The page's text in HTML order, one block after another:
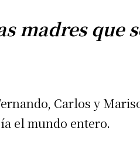
madres que
Carlos y
el mundo entero.